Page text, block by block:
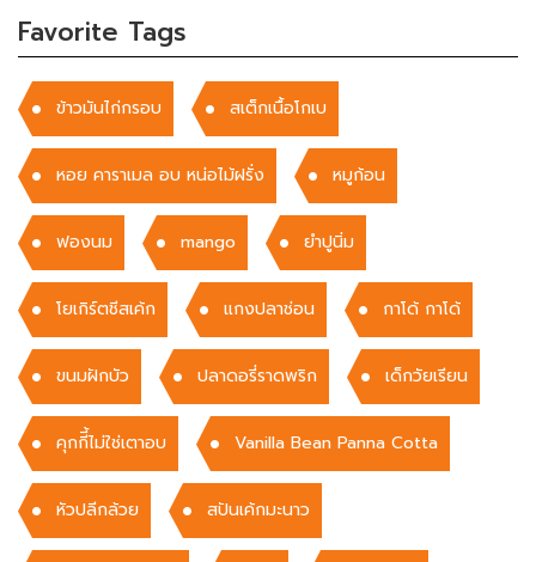
Favorite Tags
ข้าวมันไก่กรอบ สเต็กเนื้อโกเบ
หอย คาราเมล อบ หน่อไม้ฝรั่ง หมูก้อน
ฟองนม mango ยำปูนิ่ม
โยเกิร์ตชีสเค้ก แกงปลาช่อน กาโด้ กาโด้
ขนมฝักบัว ปลาดอรี่ราดพริก เด็กวัยเรียน
คุกกีี้ไม่ใช่เตาอบ Vanilla Bean Panna Cotta
หัวปลีกล้วย สปันเค้กมะนาว